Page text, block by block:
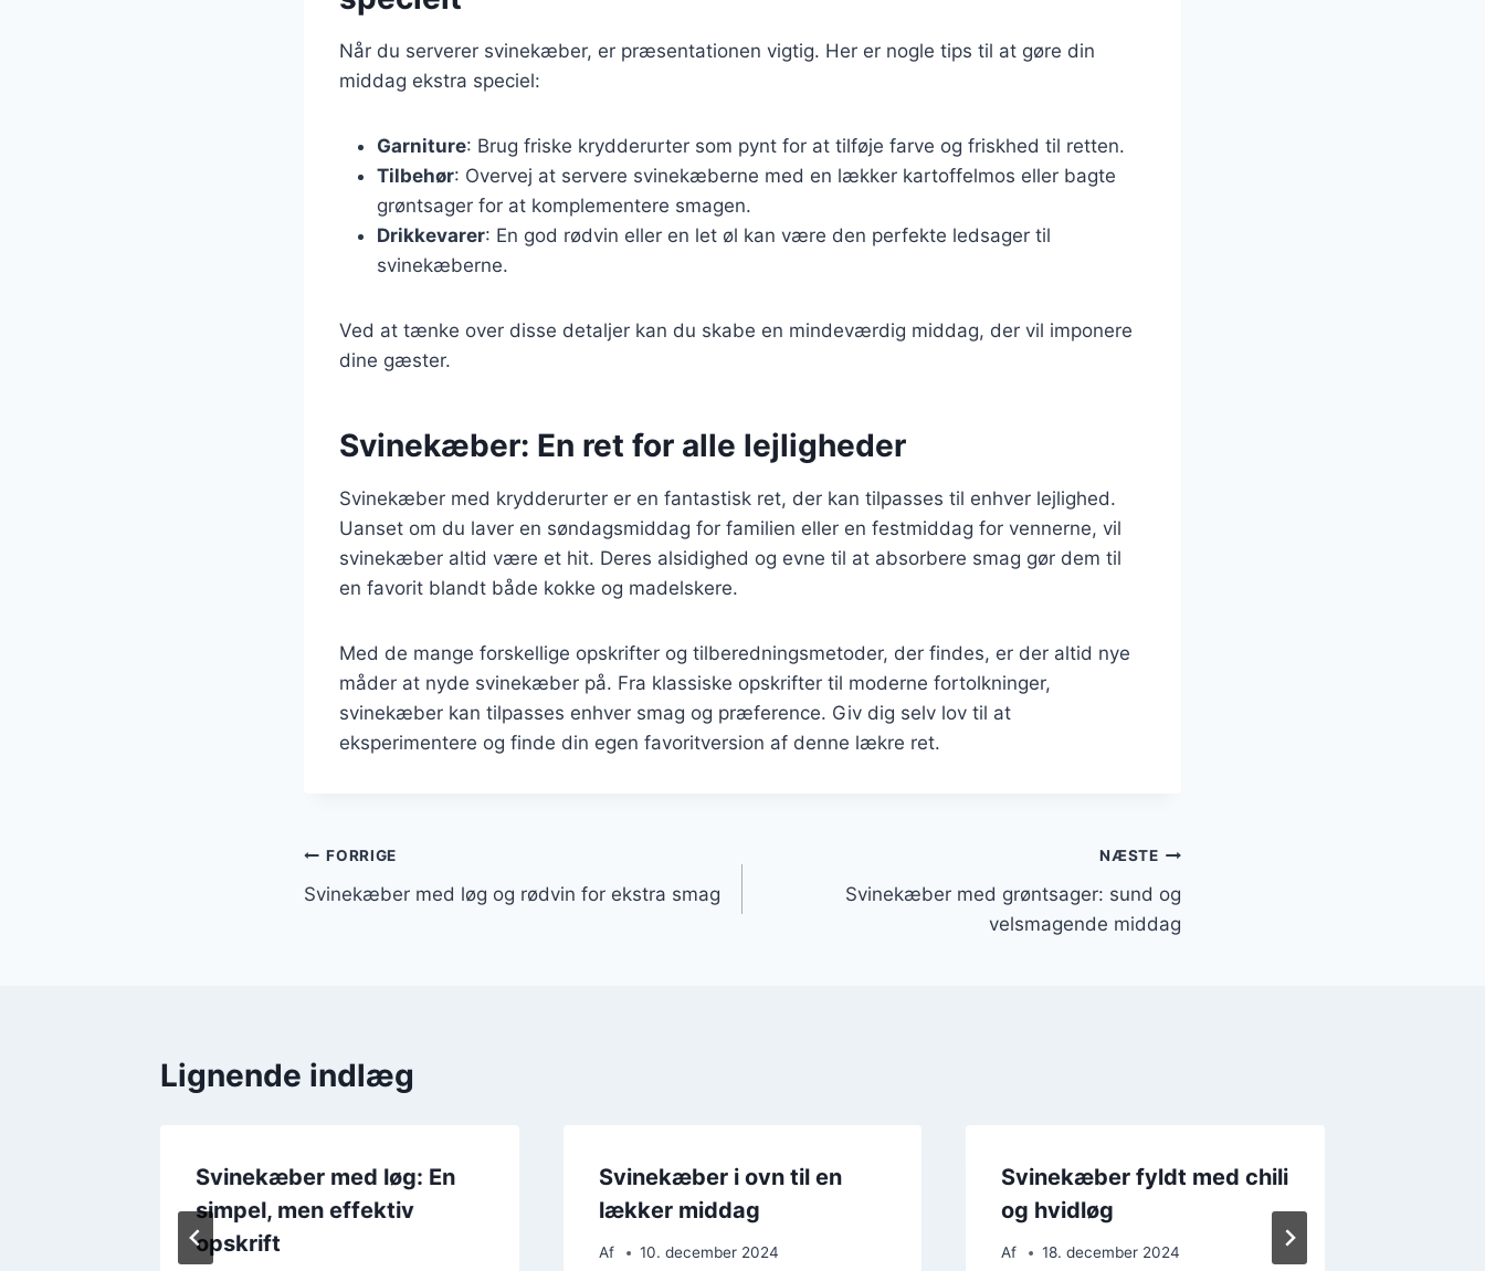
Når du serverer svinekæber, er præsentationen vigtig. Her er nogle tips til at gøre din
middag ekstra speciel:
Garniture: Brug friske krydderurter som pynt for at tilføje farve og friskhed til retten.
Tilbehør: Overvej at servere svinekæberne med en lækker kartoffelmos eller bagte
grøntsager for at komplementere smagen.
Drikkevarer: En god rødvin eller en let øl kan være den perfekte ledsager til
svinekæberne.
Ved at tænke over disse detaljer kan du skabe en mindeværdig middag, der vil imponere
dine gæster.
Svinekæber: En ret for alle lejligheder
Svinekæber med krydderurter er en fantastisk ret, der kan tilpasses til enhver lejlighed.
Uanset om du laver en søndagsmiddag for familien eller en festmiddag for vennerne, vil
svinekæber altid være et hit. Deres alsidighed og evne til at absorbere smag gør dem til
en favorit blandt både kokke og madelskere.
Med de mange forskellige opskrifter og tilberedningsmetoder, der findes, er der altid nye
måder at nyde svinekæber på. Fra klassiske opskrifter til moderne fortolkninger,
svinekæber kan tilpasses enhver smag og præference. Giv dig selv lov til at
eksperimentere og finde din egen favoritversion af denne lækre ret.
Indlægsnavigation
FORRIGE
Svinekæber med løg og rødvin for ekstra smag
NÆSTE
Svinekæber med grøntsager: sund og
velsmagende middag
Lignende indlæg
Svinekæber med løg: En
simpel, men effektiv
opskrift
Svinekæber i ovn til en
lækker middag
Af 10. december 2024
Svinekæber fyldt med chili
og hvidløg
Af 18. december 2024